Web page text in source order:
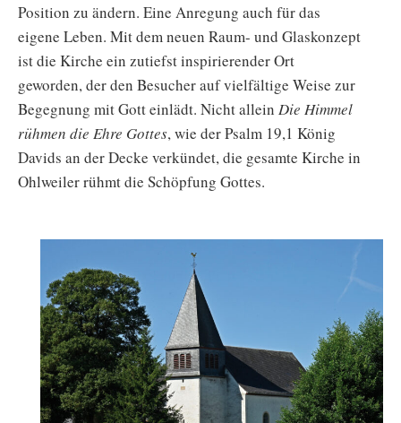
Position zu ändern. Eine Anregung auch für das
eigene Leben. Mit dem neuen Raum- und Glaskonzept
ist die Kirche ein zutiefst inspirierender Ort
geworden, der den Besucher auf vielfältige Weise zur
Begegnung mit Gott einlädt. Nicht allein Die Himmel
rühmen die Ehre Gottes, wie der Psalm 19,1 König
Davids an der Decke verkündet, die gesamte Kirche in
Ohlweiler rühmt die Schöpfung Gottes.